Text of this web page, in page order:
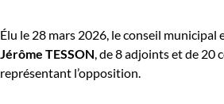
Élu le 28 mars 2026, le conseil municipal
Jérôme TESSON , de 8 adjoints et de 20
représentant l’opposition.